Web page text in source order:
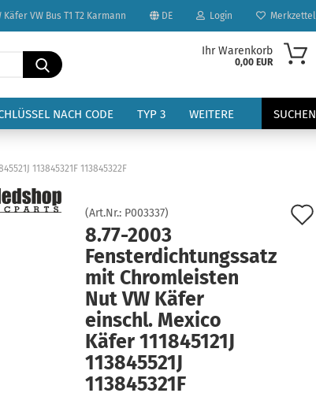
Käfer VW Bus T1 T2 Karmann DE
auswählen
Login
Konto erstellen
Passwort vergessen?
Merkzettel
Suche...
Ihr Warenkorb
0,00 EUR
NACH CODE TYP 3 SUCHEN
WEITERE
113845321F 113845322F
(Art.Nr.: P003337)
8.77-2003
Fensterdichtungssatz
mit Chromleisten
Nut VW Käfer
einschl. Mexico
Käfer 111845121J
113845521J
113845321F